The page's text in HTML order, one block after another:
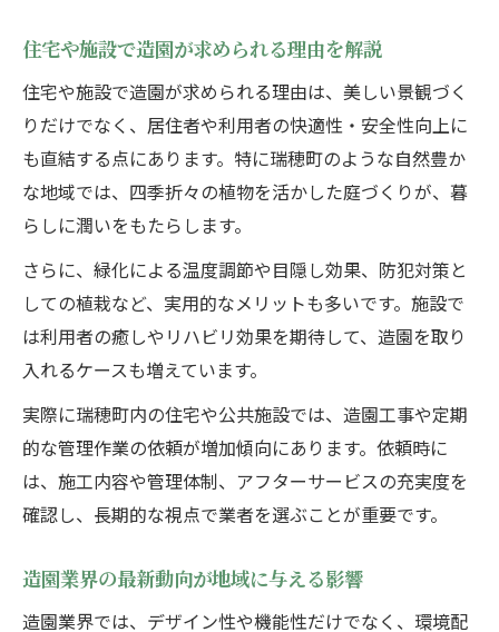
極め方
造園業界で注目される新しい管理方法とは
住宅や施設で造園が求められる理由を解説
住宅や施設で造園が求められる理由は、美しい景観づく
りだけでなく、居住者や利用者の快適性・安全性向上に
も直結する点にあります。特に瑞穂町のような自然豊か
な地域では、四季折々の植物を活かした庭づくりが、暮
らしに潤いをもたらします。
さらに、緑化による温度調節や目隠し効果、防犯対策と
しての植栽など、実用的なメリットも多いです。施設で
は利用者の癒しやリハビリ効果を期待して、造園を取り
入れるケースも増えています。
実際に瑞穂町内の住宅や公共施設では、造園工事や定期
的な管理作業の依頼が増加傾向にあります。依頼時に
は、施工内容や管理体制、アフターサービスの充実度を
確認し、長期的な視点で業者を選ぶことが重要です。
造園業界の最新動向が地域に与える影響
造園業界では、デザイン性や機能性だけでなく、環境配